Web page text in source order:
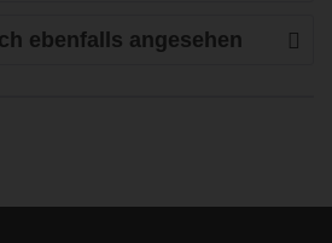
ebenfalls angesehen